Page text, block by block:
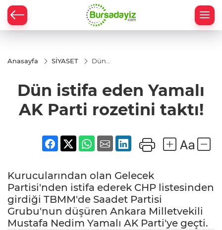
Anasayfa SİYASET
Dün
AK
rozetini
taktı!
Dün istifa eden Yamalı
AK Parti rozetini taktı!
Kurucularından olan Gelecek
Partisi'nden istifa ederek CHP listesinden
girdiği TBMM'de Saadet Partisi
Grubu'nun düşüren Ankara Milletvekili
Mustafa Nedim Yamalı AK Parti'ye geçti.